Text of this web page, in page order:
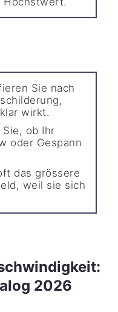
Sie nach
wirkt.
Sie, ob Ihr
oder Gespann
das grössere
weil sie sich
2026